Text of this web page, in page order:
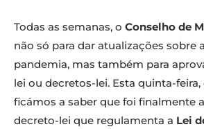
Todas as semanas, o Conselho de
não só para dar atualizações sobre
pandemia, mas também para
lei ou decretos-lei. Esta quinta-
ficámos a saber que foi finalmente
decreto-lei que regulamenta a Lei